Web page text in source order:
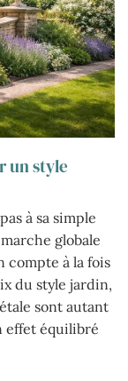
un style
à sa simple
globale
compte à la fois
du style jardin,
sont autant
effet équilibré